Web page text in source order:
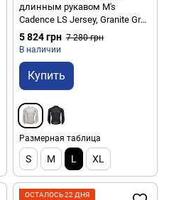
длинным рукавом M's
Cadence LS Jersey, Granite Grey,
L (PC 527841042LRG1)
5 824 грн 7 280 грн
В наличии
Купить
Размерная таблица
S M L XL
ОСТАЛОСЬ 22 ДНЯ